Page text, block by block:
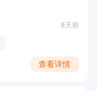
8天前
查看详情